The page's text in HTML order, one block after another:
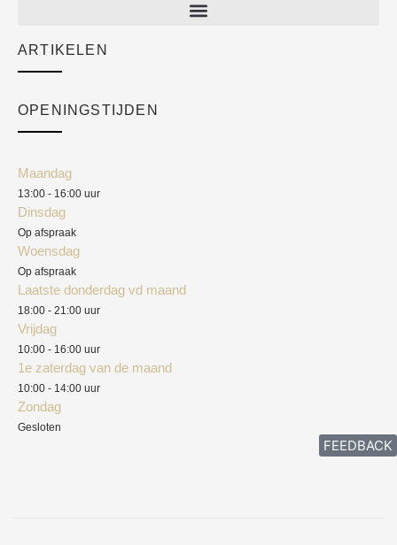
Academy
ARTIKELEN
OPENINGSTIJDEN
Maandag
13:00 - 16:00 uur
Dinsdag
Op afspraak
Woensdag
Op afspraak
Laatste donderdag vd maand
18:00 - 21:00 uur
Vrijdag
10:00 - 16:00 uur
1e zaterdag van de maand
10:00 - 14:00 uur
Zondag
Gesloten
FEEDBACK